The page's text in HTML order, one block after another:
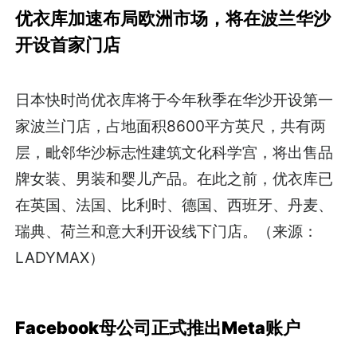
优衣库加速布局欧洲市场，将在波兰华沙
开设首家门店
日本快时尚优衣库将于今年秋季在华沙开设第一
家波兰门店，占地面积8600平方英尺，共有两
层，毗邻华沙标志性建筑文化科学宫，将出售品
牌女装、男装和婴儿产品。在此之前，优衣库已
在英国、法国、比利时、德国、西班牙、丹麦、
瑞典、荷兰和意大利开设线下门店。（来源：
LADYMAX）
Facebook母公司正式推出Meta账户